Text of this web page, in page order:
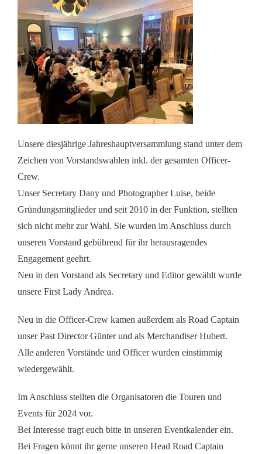
Unsere diesjährige Jahreshauptversammlung stand unter dem
Zeichen von Vorstandswahlen inkl. der gesamten Officer-
Crew.
Unser Secretary Dany und Photographer Luise, beide
Gründungsmitglieder und seit 2010 in der Funktion, stellten
sich nicht mehr zur Wahl. Sie wurden im Anschluss durch
unseren Vorstand gebührend für ihr herausragendes
Engagement geehrt.
Neu in den Vorstand als Secretary und Editor gewählt wurde
unsere First Lady Andrea.
Neu in die Officer-Crew kamen außerdem als Road Captain
unser Past Director Günter und als Merchandiser Hubert.
Alle anderen Vorstände und Officer wurden einstimmig
wiedergewählt.
Im Anschluss stellten die Organisatoren die Touren und
Events für 2024 vor.
Bei Interesse tragt euch bitte in unseren Eventkalender ein.
Bei Fragen könnt ihr gerne unseren Head Road Captain